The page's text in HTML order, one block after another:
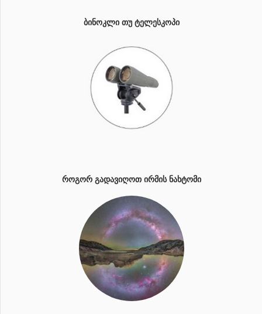
ᲑᲘᲜᲝᲙᲚᲘ ᲗᲣ ᲢᲔᲚᲔᲡᲙᲝᲞᲘ
ᲠᲝᲒᲝᲠ ᲒᲐᲓᲐᲕᲘᲦᲝᲗ ᲘᲠᲛᲘᲡ ᲜᲐᲮᲢᲝᲛᲘ